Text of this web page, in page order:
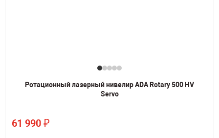
Ротационный лазерный нивелир ADA Rotary 500 HV
Servo
61 990 ₽